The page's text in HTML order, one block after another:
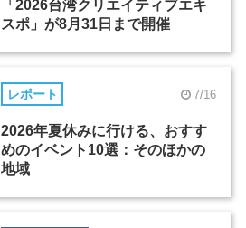
「2026台湾クリエイティブエキ
スポ」が8月31日まで開催
レポート 7/16
2026年夏休みに行ける、おすす
めのイベント10選：そのほかの
地域